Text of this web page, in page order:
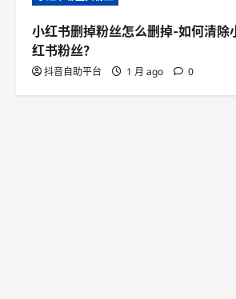
v
i
g
a
小红书删掉粉丝怎么删掉-如何清除
红书粉丝？
抖音自助平台 1 月 ago 0